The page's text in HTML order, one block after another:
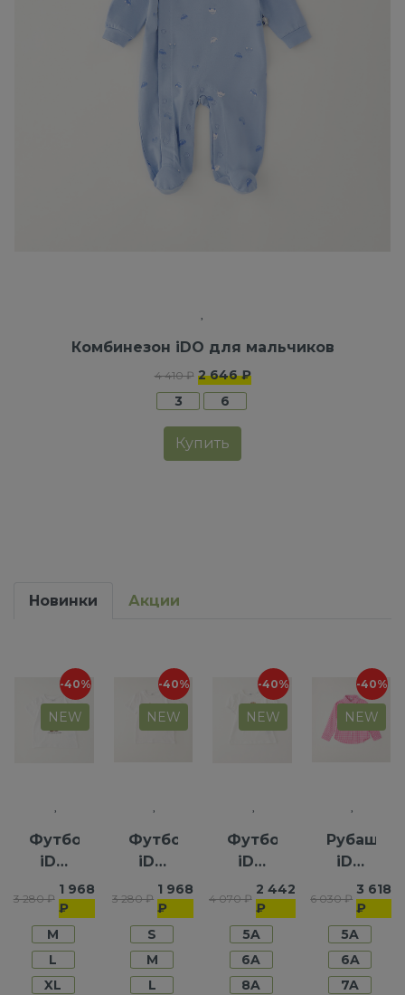
Комбинезон iDO для мальчиков
4 410 ₽ 2 646 ₽
3
6
Купить
Новинки Акции
-40%
NEW
Футболка
iDO
для
девочек
3 280 ₽
1 968
₽
M
L
XL
-40%
NEW
Футболка
iDO
для
мальчиков
3 280 ₽
1 968
₽
S
M
L
-40%
NEW
Футболка
iDO
для
девочек
4 070 ₽
2 442
₽
5A
6A
8A
-40%
NEW
Рубашка
iDO
для
девочек
6 030 ₽
3 618
₽
5A
6A
7A